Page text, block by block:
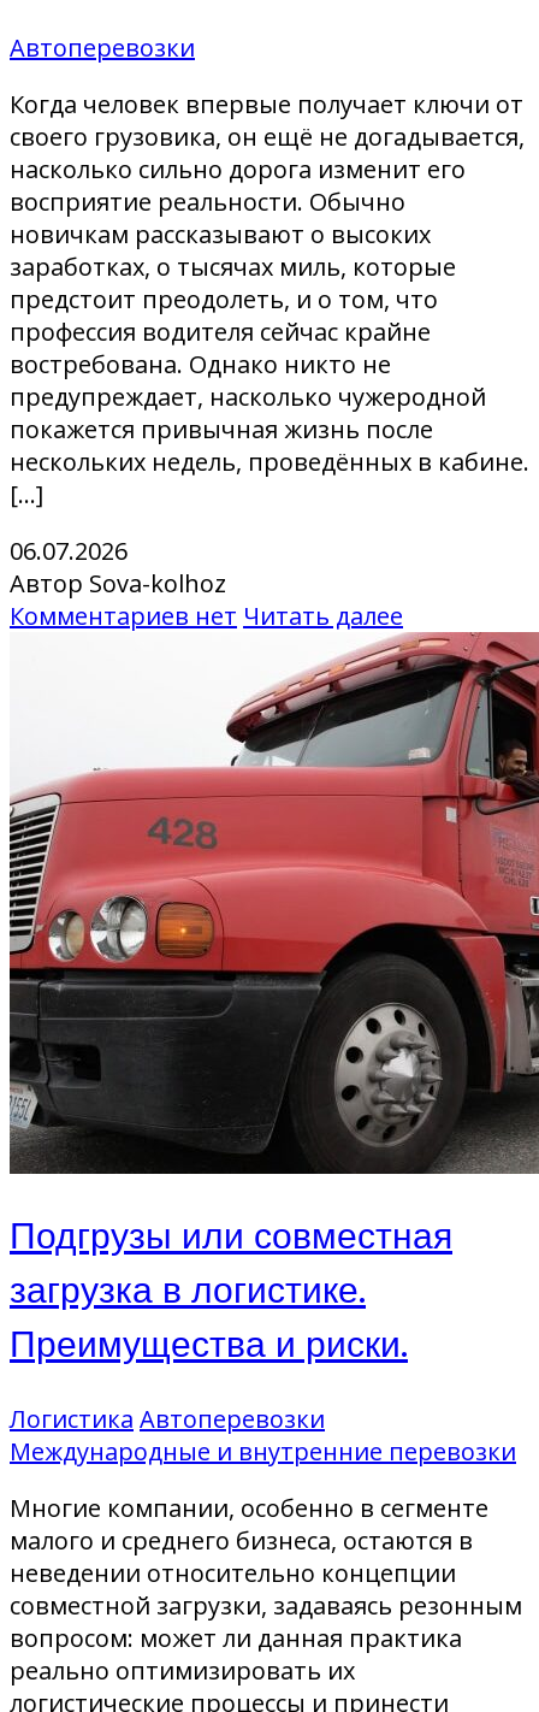
Автоперевозки
Когда человек впервые получает ключи от
своего грузовика, он ещё не догадывается,
насколько сильно дорога изменит его
восприятие реальности. Обычно
новичкам рассказывают о высоких
заработках, о тысячах миль, которые
предстоит преодолеть, и о том, что
профессия водителя сейчас крайне
востребована. Однако никто не
предупреждает, насколько чужеродной
покажется привычная жизнь после
нескольких недель, проведённых в кабине.
[…]
06.07.2026
Автор Sova-kolhoz
Комментариев нет Читать далее
Подгрузы или совместная
загрузка в логистике.
Преимущества и риски.
Логистика Автоперевозки
Международные и внутренние перевозки
Многие компании, особенно в сегменте
малого и среднего бизнеса, остаются в
неведении относительно концепции
совместной загрузки, задаваясь резонным
вопросом: может ли данная практика
реально оптимизировать их
логистические процессы и принести